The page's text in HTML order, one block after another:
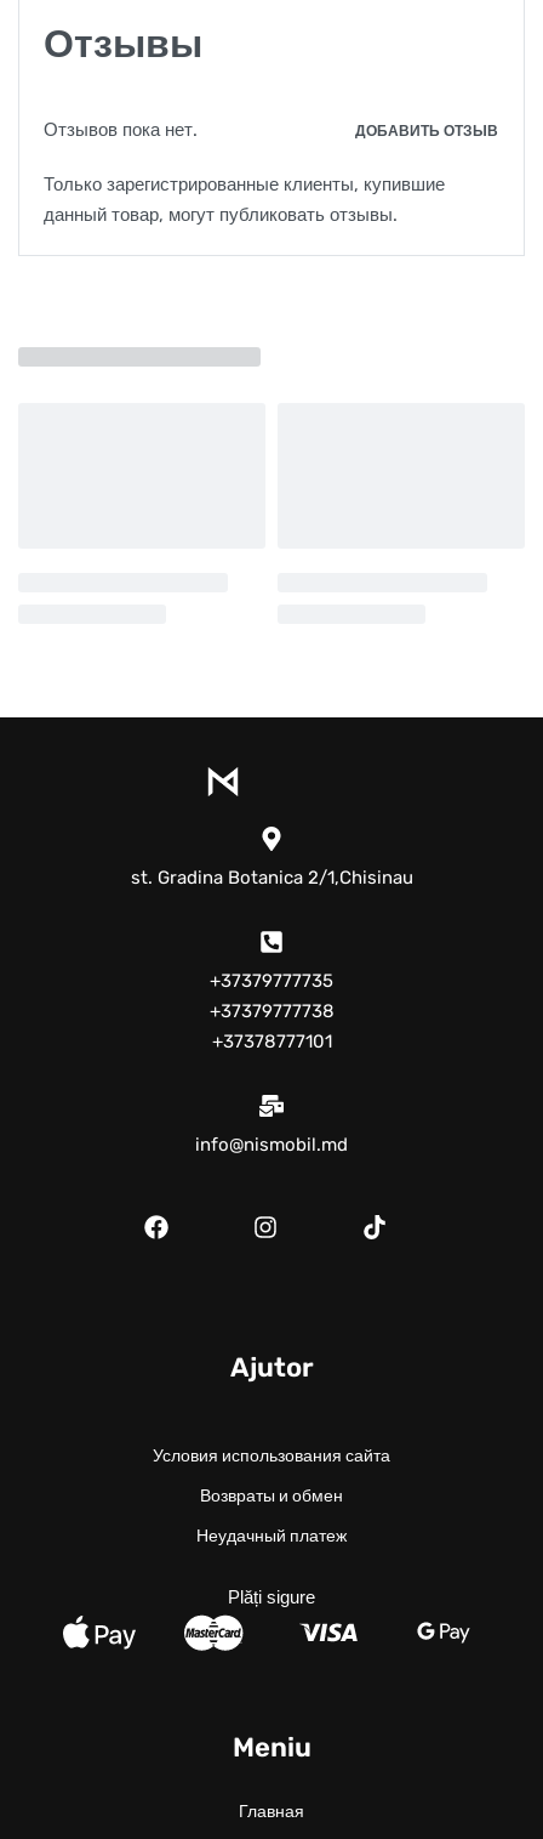
Отзывы
Отзывов пока нет. ДОБАВИТЬ ОТЗЫВ
Только зарегистрированные клиенты, купившие
данный товар, могут публиковать отзывы.
st. Gradina Botanica 2/1,Chisinau
+37379777735
+37379777738
+37378777101
info@nismobil.md
Meniu
Главная
Ajutor
Условия использования сайта
Возвраты и обмен
Неудачный платеж
Plăți sigure